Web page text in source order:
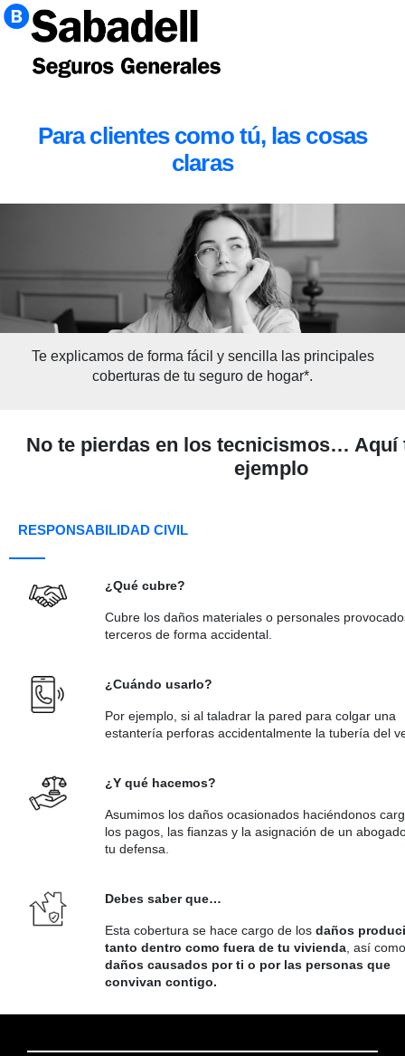
Para clientes como tú, las cosas
claras
Te explicamos de forma fácil y sencilla las principales
coberturas de tu seguro de hogar*.
No te pierdas en los tecnicismos… Aquí
ejemplo
RESPONSABILIDAD CIVIL
¿Qué cubre?
Cubre los daños materiales o personales
terceros de forma accidental.
¿Cuándo usarlo?
Por ejemplo, si al taladrar la pared para colgar una
estantería perforas accidentalmente la tubería del
¿Y qué hacemos?
Asumimos los daños ocasionados haciéndonos
los pagos, las fianzas y la asignación de un
tu defensa.
Debes saber que…
Esta cobertura se hace cargo de los daños
tanto dentro como fuera de tu vivienda , así
daños causados por ti o por las personas que
convivan contigo.